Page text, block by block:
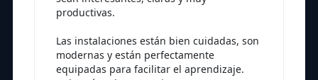
productivas.
Las instalaciones están bien cuidadas, son
modernas y están perfectamente
equipadas para facilitar el aprendizaje.